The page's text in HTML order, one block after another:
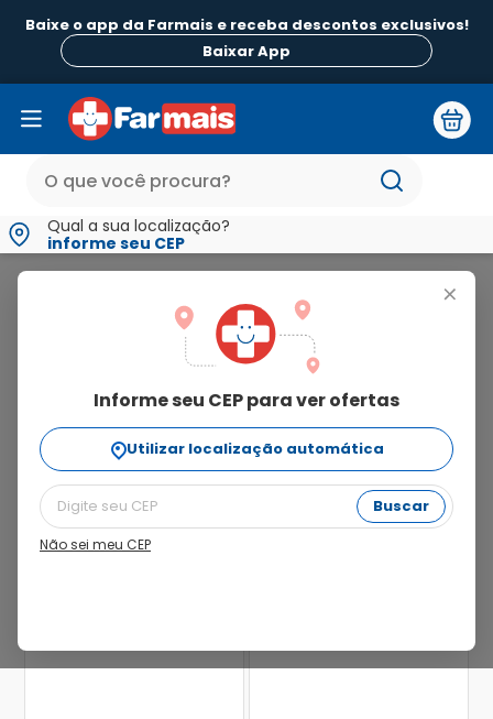
Baixe o app da Farmais e receba descontos exclusivos!
Baixar App
Qual a sua localização?
informe seu CEP
+
Informe seu CEP para ver ofertas
Utilizar localização automática
Buscar
Não sei meu CEP
Ordenar Por
relevância
20%